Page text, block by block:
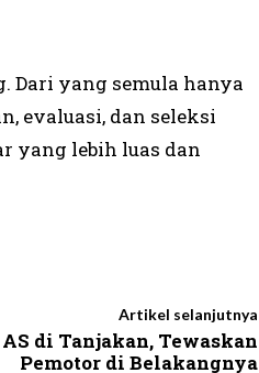
Dari yang semula hanya
evaluasi, dan seleksi
yang lebih luas dan
Artikel selanjutnya
di Tanjakan, Tewaskan
Pemotor di Belakangnya